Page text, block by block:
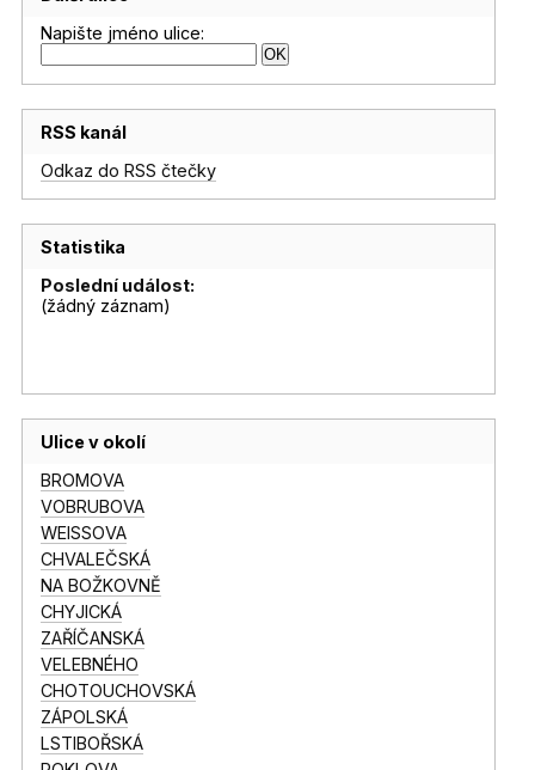
Napište jméno ulice:
RSS kanál
Odkaz do RSS čtečky
Statistika
Poslední událost:
(žádný záznam)
Ulice v okolí
BROMOVA
VOBRUBOVA
WEISSOVA
CHVALEČSKÁ
NA BOŽKOVNĚ
CHYJICKÁ
ZAŘÍČANSKÁ
VELEBNÉHO
CHOTOUCHOVSKÁ
ZÁPOLSKÁ
LSTIBOŘSKÁ